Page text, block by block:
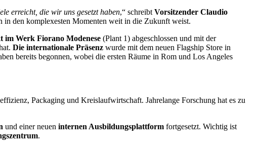
erreicht, die wir uns gesetzt haben,“ schreibtVorsitzender Claudio
in den komplexesten Momenten weit in die Zukunft weist.
im Werk Fiorano Modenese (Plant 1) abgeschlossen und mit der
Die internationale Präsenz wurde mit dem neuen Flagship Store in
bereits begonnen, wobei die ersten Räume in Rom und Los Angeles
Packaging und Kreislaufwirtschaft. Jahrelange Forschung hat es zu
und einer neuen internen Ausbildungsplattform fortgesetzt. Wichtig ist
.